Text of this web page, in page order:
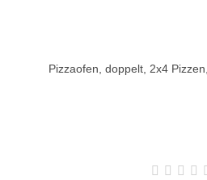
Pizzaofen, doppelt, 2x4